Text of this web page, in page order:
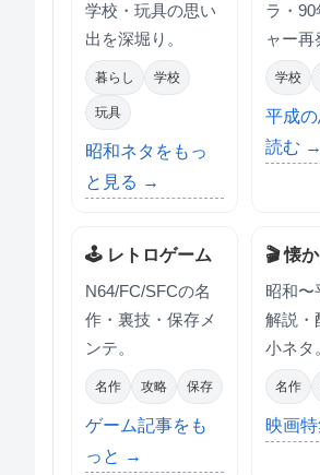
学校・玩具の思い
出を深堀り。
暮らし 学校
玩具
昭和ネタをもっ
と見る →
ラ・90
ャー再
学校
平成
読む →
🕹 レトロゲーム
N64/FC/SFCの名
作・裏技・保存メ
ンテ。
名作 攻略 保存
ゲーム記事をも
っと →
🎬 懐
昭和〜
解説・
小ネタ
名作
映画